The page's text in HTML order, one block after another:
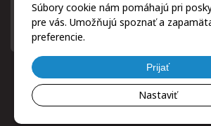
Súbory cookie nám pomáhajú pri
pre vás. Umožňujú spoznať a
preferencie.
Prijať
Nastaviť
písomne, emailom alebo kliknutím na
informačného emailu.
© 2026 ProfiPneuServis!